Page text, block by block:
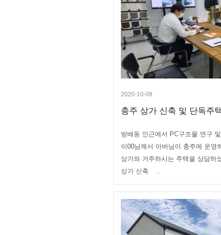
2020-10-08
충주 상가 신축 및 단독주
방배동 인근에서 PC구조물 연구
이00님께서 아버님이 충주에 운영
상가와 거주하시는 주택을 상담하
상가 신축 ..